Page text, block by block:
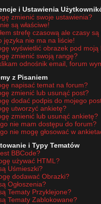
i Ustawienia
zmienić swoje ustawienia?
są właściwe!
strefę czasową ale czasy są
języka nie ma na liście!
wyświetlić obrazek pod moją
zmienić swoją rangę?
odnośnik email, forum
z Pisaniem
napisać temat na forum?
zmienić lub usunąć post?
dodać podpis do mojego
utworzyć ankietę?
zmienić lub usunąć ankietę?
nie mam dostępu do forum?
nie mogę głosować w
i Typy Tematów
BBCode?
używać HTML?
Uśmieszki?
dodawać Obrazki?
Ogłoszenia?
Tematy Przyklejone?
Tematy Zablokowane?